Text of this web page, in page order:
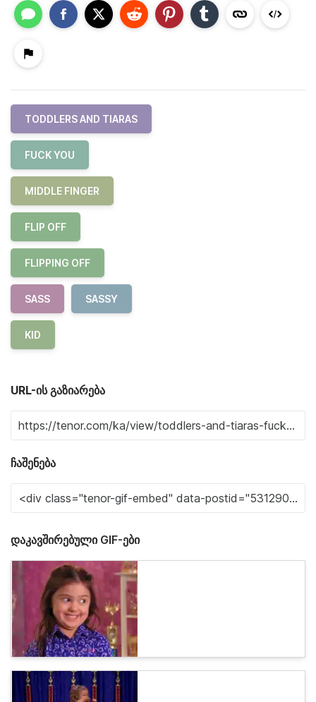
TODDLERS AND TIARAS
FUCK YOU
MIDDLE FINGER
FLIP OFF
FLIPPING OFF
SASS SASSY
KID
URL-ის გაზიარება
ჩაშენება
დაკავშირებული GIF-ები